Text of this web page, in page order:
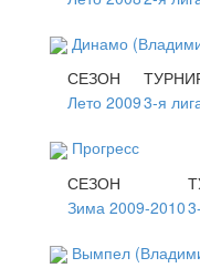
Динамо
СЕЗОН
Лето 20093-я
Прогресс
СЕЗОН
Зима 2009-2010
Вымпел